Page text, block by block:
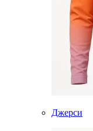
Джерси